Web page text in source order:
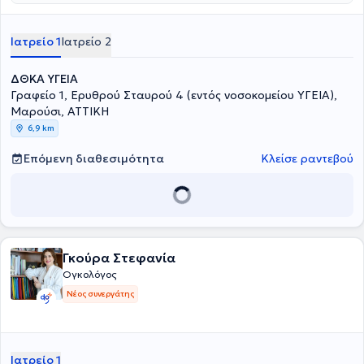
Ιατρείο 1Ιατρείο 2
ΔΘΚΑ ΥΓΕΙΑ
Γραφείο 1, Ερυθρού Σταυρού 4 (εντός νοσοκομείου ΥΓΕΙΑ),
Μαρούσι, ΑΤΤΙΚΗ
6,9 km
Επόμενη διαθεσιμότητα Κλείσε ραντεβού
Γκούρα Στεφανία
Ογκολόγος
Νέος συνεργάτης
Ιατρείο 1